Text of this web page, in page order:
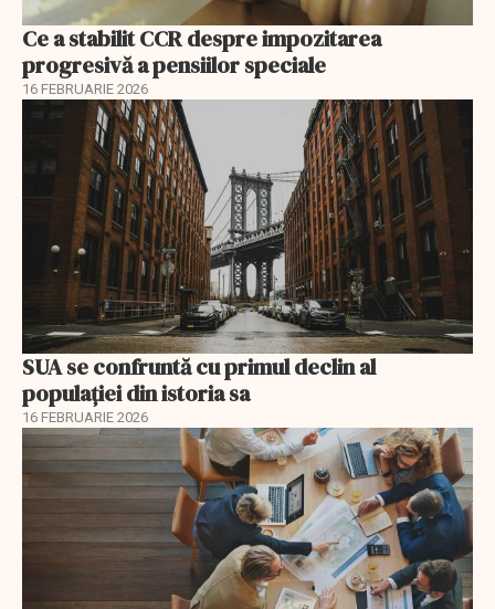
Ce a stabilit CCR despre impozitarea
progresivă a pensiilor speciale
16 FEBRUARIE 2026
SUA se confruntă cu primul declin al
populației din istoria sa
16 FEBRUARIE 2026